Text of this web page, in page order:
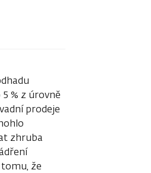
% z úrovně
prodeje
zhruba
že